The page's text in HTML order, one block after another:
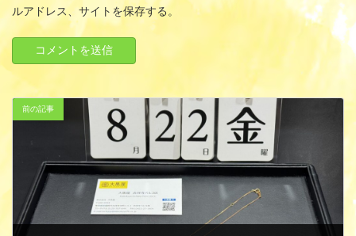
ルアドレス、サイトを保存する。
前の記事